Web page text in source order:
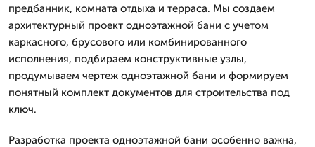
предбанник, комната отдыха и терраса. Мы создаем
архитектурный проект одноэтажной бани с учетом
каркасного, брусового или комбинированного
исполнения, подбираем конструктивные узлы,
продумываем чертеж одноэтажной бани и формируем
понятный комплект документов для строительства под
ключ.
Разработка проекта одноэтажной бани особенно важна,